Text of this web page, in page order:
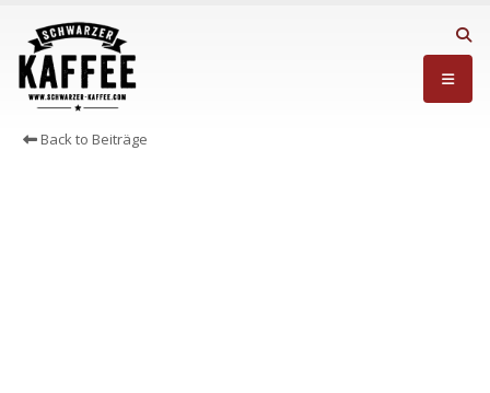
Back to Beiträge